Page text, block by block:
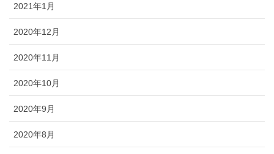
2021年1月
2020年12月
2020年11月
2020年10月
2020年9月
2020年8月